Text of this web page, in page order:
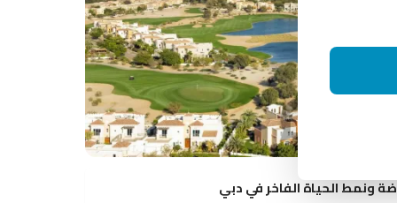
ونمط الحياة الفاخر في دبي